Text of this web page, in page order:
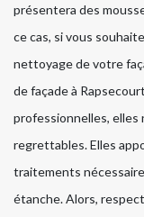
présentera des
ce cas, si vous
nettoyage de votre
de façade à
professionnelles, elles
regrettables. Elles
traitements
étanche. Alors,